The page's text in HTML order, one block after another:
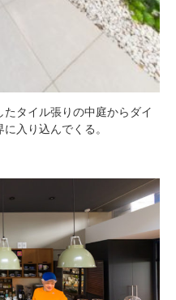
タイル張りの中庭からダイ
入り込んでくる。